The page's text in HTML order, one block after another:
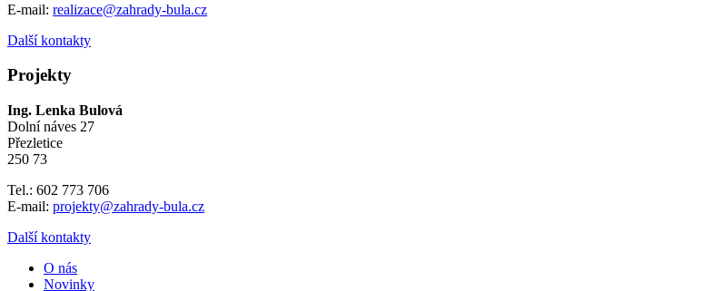
E-mail: realizace@zahrady-bula.cz
Další kontakty
Projekty
Ing. Lenka Bulová
Dolní náves 27
Přezletice
250 73
Tel.: 602 773 706
E-mail: projekty@zahrady-bula.cz
Další kontakty
O nás
Novinky